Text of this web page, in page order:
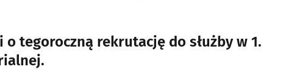
tegoroczną rekrutację do służby w 1.